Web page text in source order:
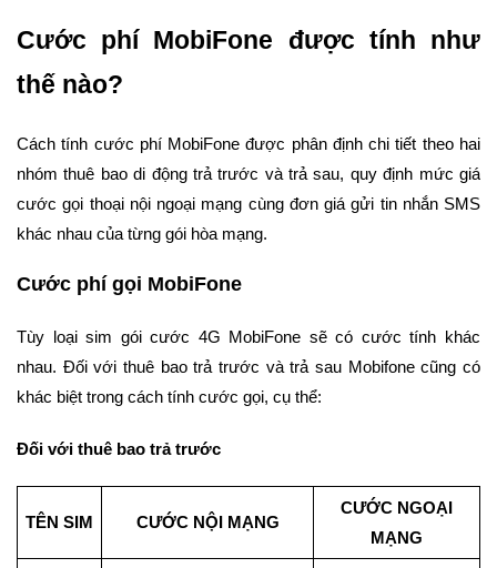
Cước phí MobiFone được tính như
thế nào?
Cách tính cước phí MobiFone được phân định chi tiết theo hai
nhóm thuê bao di động trả trước và trả sau, quy định mức giá
cước gọi thoại nội ngoại mạng cùng đơn giá gửi tin nhắn SMS
khác nhau của từng gói hòa mạng.
Cước phí gọi MobiFone
Tùy loại sim gói cước 4G MobiFone sẽ có cước tính khác
nhau. Đối với thuê bao trả trước và trả sau Mobifone cũng có
khác biệt trong cách tính cước gọi, cụ thể:
Đối với thuê bao trả trước
TÊN SIM CƯỚC NỘI MẠNG
CƯỚC NGOẠI
MẠNG